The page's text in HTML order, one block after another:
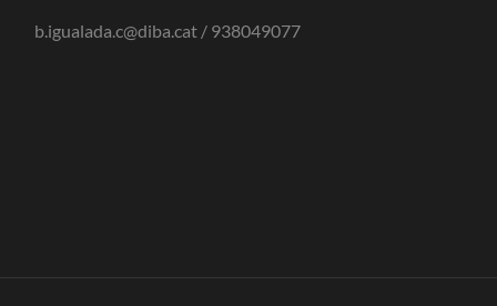
b.igualada.c@diba.cat / 938049077